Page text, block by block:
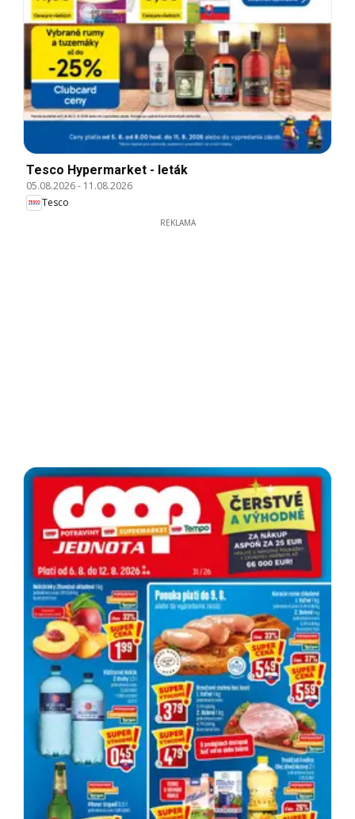
Tesco Hypermarket - leták
05.08.2026- 11.08.2026
Tesco
REKLAMA